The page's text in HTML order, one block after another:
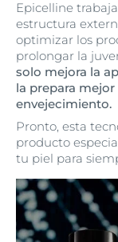
Epicelline
estructura
optimizar los
prolongar la
solo mejora la
la prepara
envejecimiento.
Pronto, esta
producto
tu piel para